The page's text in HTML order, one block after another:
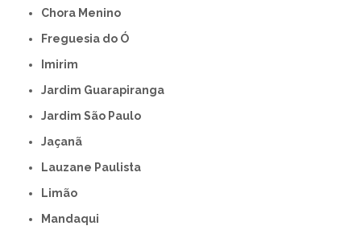
Chora Menino
Freguesia do Ó
Imirim
Jardim Guarapiranga
Jardim São Paulo
Jaçanã
Lauzane Paulista
Limão
Mandaqui